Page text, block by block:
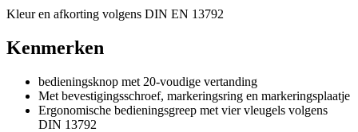
Kleur en afkorting volgens DIN EN 13792
Kenmerken
bedieningsknop met 20-voudige vertanding
Met bevestigingsschroef, markeringsring en markeringsplaatje
Ergonomische bedieningsgreep met vier vleugels volgens
DIN 13792